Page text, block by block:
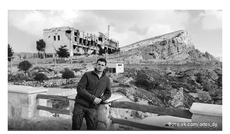
Фото: vk.com/orlov_dy